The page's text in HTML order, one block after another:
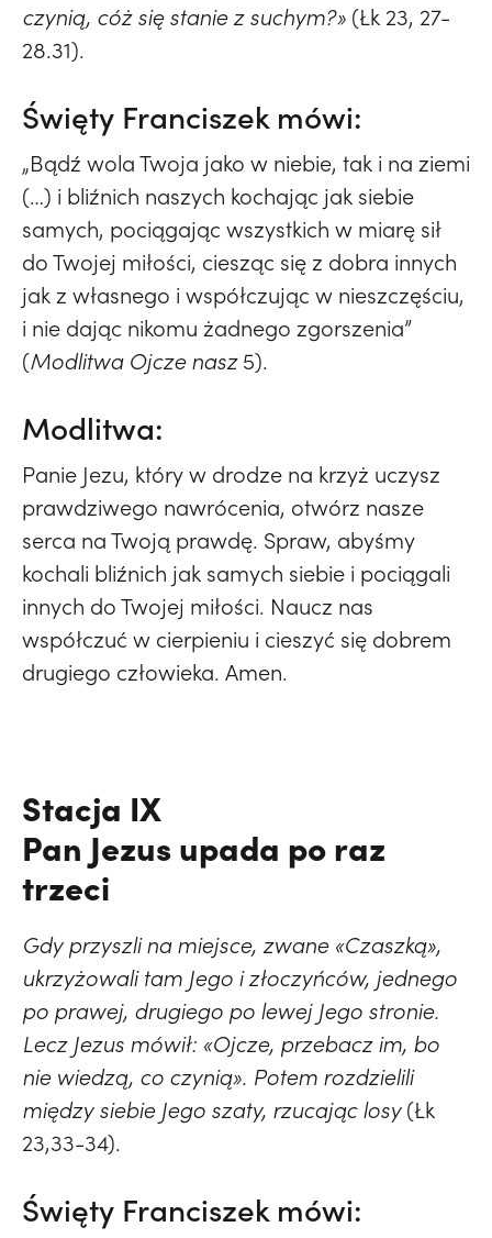
czynią, cóż się stanie z suchym?» (Łk 23, 27-
28.31).
Święty Franciszek mówi:
„Bądź wola Twoja jako w niebie, tak i na ziemi
(…) i bliźnich naszych kochając jak siebie
samych, pociągając wszystkich w miarę sił
do Twojej miłości, ciesząc się z dobra innych
jak z własnego i współczując w nieszczęściu,
i nie dając nikomu żadnego zgorszenia”
(Modlitwa Ojcze nasz5).
Modlitwa:
Panie Jezu, który w drodze na krzyż uczysz
prawdziwego nawrócenia, otwórz nasze
serca na Twoją prawdę. Spraw, abyśmy
kochali bliźnich jak samych siebie i pociągali
innych do Twojej miłości. Naucz nas
współczuć w cierpieniu i cieszyć się dobrem
drugiego człowieka. Amen.
Stacja IX
Pan Jezus upada po raz
trzeci
Gdy przyszli na miejsce, zwane «Czaszką»,
ukrzyżowali tam Jego i złoczyńców, jednego
po prawej, drugiego po lewej Jego stronie.
Lecz Jezus mówił: «Ojcze, przebacz im, bo
nie wiedzą, co czynią». Potem rozdzielili
między siebie Jego szaty, rzucając losy(Łk
23,33-34).
Święty Franciszek mówi: